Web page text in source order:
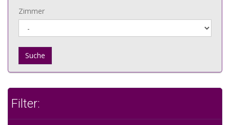
Zimmer
Suche
Filter: